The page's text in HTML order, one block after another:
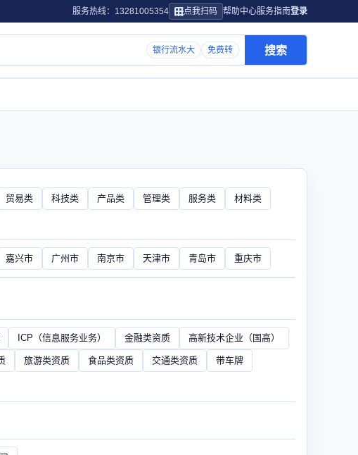
服务热线：13281005354 点我扫码 帮助中心服务指南登录
银行流水大 免费转 搜索
贸易类 科技类 产品类 管理类 服务类 材料类
嘉兴市 广州市 南京市 天津市 青岛市 重庆市
ICP（信息服务业务） 金融类资质 高新技术企业（国高）
旅游类资质 食品类资质 交通类资质 带车牌